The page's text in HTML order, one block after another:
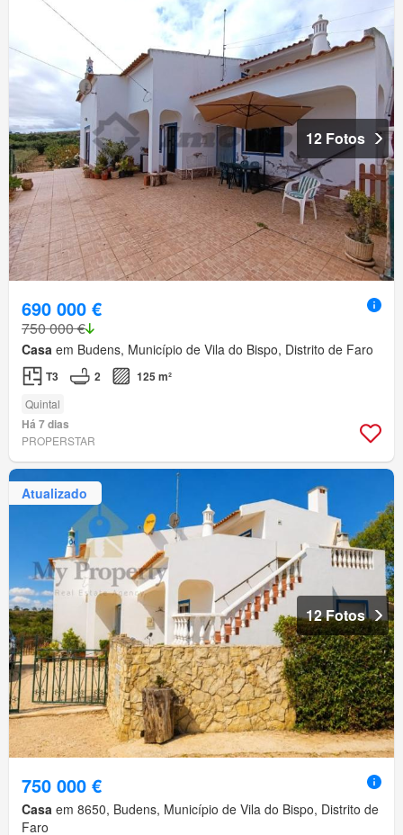
12 Fotos
690 000 €
750 000 €
Casa em Budens, Município de Vila do Bispo, Distrito de Faro
T3 2 125 m²
Quintal
Há 7 dias
PROPERSTAR
Atualizado
12 Fotos
750 000 €
Casa em 8650, Budens, Município de Vila do Bispo, Distrito de
Faro